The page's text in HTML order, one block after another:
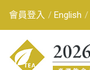
會員登入 English